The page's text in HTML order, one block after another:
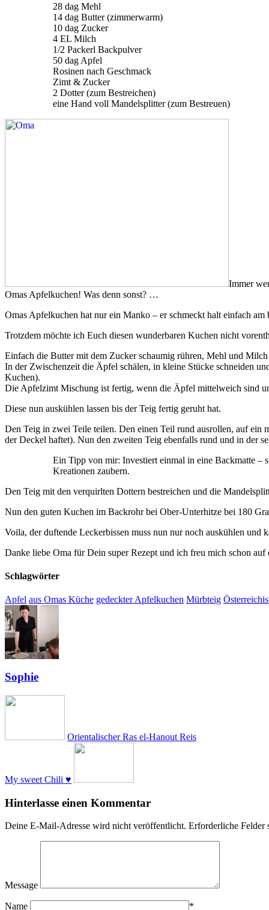
28 dag Mehl
14 dag Butter (zimmerwarm)
10 dag Zucker
4 EL Milch
1/2 Packerl Backpulver
50 dag Apfel
Rosinen nach Geschmack
Zimt & Zucker
2 Dotter (zum Bestreichen)
eine Hand voll Mandelsplitter (zum Bestreuen)
Immer
Omas Apfelkuchen! Was denn sonst? …
Omas Apfelkuchen hat nur ein Manko – er schmeckt halt einfach
Trotzdem möchte ich Euch diesen wunderbaren Kuchen nicht
Einfach die Butter mit dem Zucker schaumig rühren, Mehl und
In der Zwischenzeit die Äpfel schälen, in kleine Stücke schneiden
Kuchen).
Die Apfelzimt Mischung ist fertig, wenn die Äpfel mittelweich sind
Diese nun auskühlen lassen bis der Teig fertig geruht hat.
Den Teig in zwei Teile teilen. Den einen Teil rund ausrollen, auf ein
der Deckel haftet). Nun den zweiten Teig ebenfalls rund und in der
Ein Tipp von mir: Investiert einmal in eine Backmatte –
Kreationen zaubern.
Den Teig mit den verquirlten Dottern bestreichen und die
Nun den guten Kuchen im Backrohr bei Ober-Unterhitze bei 180
Voila, der duftende Leckerbissen muss nun nur noch auskühlen
Danke liebe Oma für Dein super Rezept und ich freu mich schon auf
Schlagwörter
Apfel aus Omas Küche gedeckter Apfelkuchen Mürbteig
Sophie
Orientalischer Ras el-Hanout Reis
My sweet Chili ♥
Hinterlasse einen Kommentar
Deine E-Mail-Adresse wird nicht veröffentlicht. Erforderliche Felder
Message
Name *